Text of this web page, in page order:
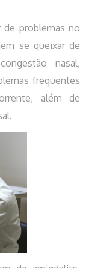
problemas no
se queixar de
nasal,
frequentes
além de